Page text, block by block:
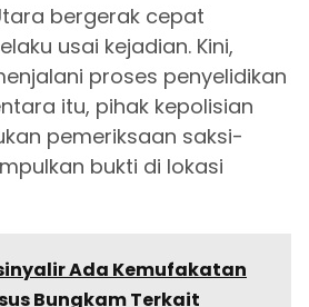
bergerak cepat
usai kejadian. Kini,
proses penyelidikan
itu, pihak kepolisian
pemeriksaan saksi-
bukti di lokasi
Ada Kemufakatan
Bungkam Terkait